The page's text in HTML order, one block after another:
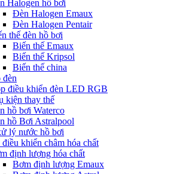
Halogen hồ bơi
Đèn Halogen Emaux
Đèn Halogen Pentair
thế đèn hồ bơi
Biến thế Emaux
Biến thế Kripsol
Biến thế china
điều khiển đèn LED RGB
kiện thay thế
hồ bơi Waterco
hồ Bơi Astralpool
lý nước hồ bơi
khiển châm hóa chất
định lượng hóa chất
Bơm định lượng Emaux